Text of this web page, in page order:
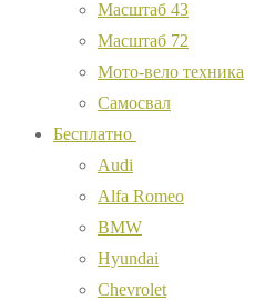
Масштаб 43
Масштаб 72
Мото-вело техника
Самосвал
Бесплатно
Audi
Alfa Romeo
BMW
Hyundai
Chevrolet